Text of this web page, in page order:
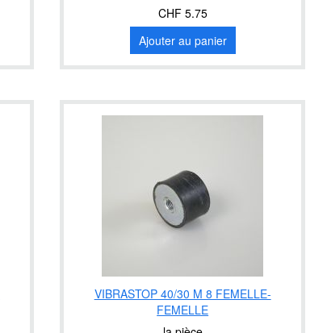
CHF 5.75
Ajouter au panier
VIBRASTOP 40/30 M 8 FEMELLE-
FEMELLE